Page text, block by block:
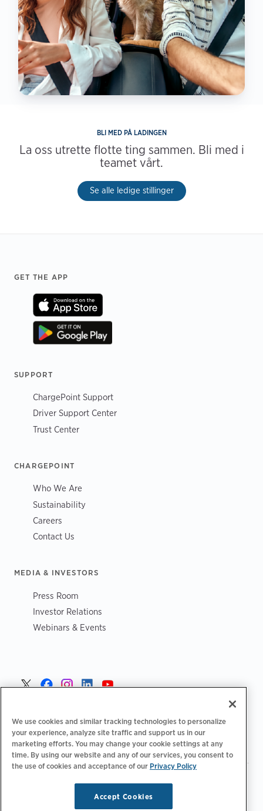
BLI MED PÅ LADINGEN
La oss utrette flotte ting sammen. Bli med i
teamet vårt.
Se alle ledige stillinger
Footer
GET THE APP
SUPPORT
ChargePoint Support
Driver Support Center
Trust Center
CHARGEPOINT
Who We Are
Sustainability
Careers
Contact Us
MEDIA & INVESTORS
Press Room
Investor Relations
Webinars & Events
We use cookies and similar tracking technologies to personalize
your experience, analyze site traffic and support us in our
marketing efforts. You may change your cookie settings at any
time. By using our website and any of our services, you consent to
the use of cookies and acceptance of our Privacy Policy
Accept Cookies